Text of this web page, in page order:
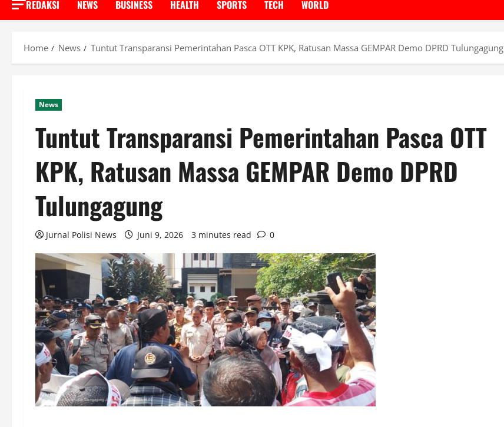
REDAKSI NEWS BUSINESS HEALTH SPORTS TECH WORLD
Home News Tuntut Transparansi Pemerintahan Pasca OTT KPK, Ratusan Massa GEMPAR Demo DPRD Tulungagung
News
Tuntut Transparansi Pemerintahan Pasca OTT
KPK, Ratusan Massa GEMPAR Demo DPRD
Tulungagung
Jurnal Polisi News Juni 9, 2026 3 minutes read 0